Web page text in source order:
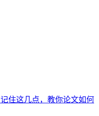
记住这几点，教你论文如何